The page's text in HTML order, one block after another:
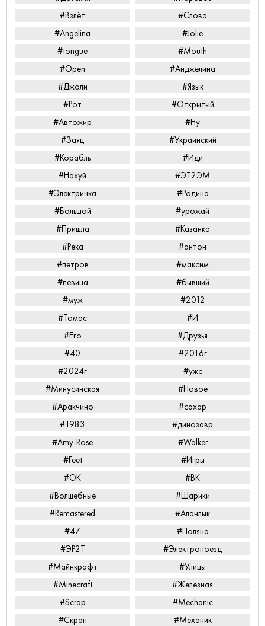
#Взлёт
#Слова
#Angelina
#Jolie
#tongue
#Mouth
#Open
#Анджелина
#Джоли
#Язык
#Рот
#Открытый
#Автожир
#Ну
#Заяц
#Украинский
#Корабль
#Иди
#Нахуй
#ЭТ2ЭМ
#Электричка
#Родина
#Большой
#урожай
#Пришла
#Казанка
#Река
#антон
#петров
#максим
#певица
#бывший
#муж
#2012
#Томас
#И
#Его
#Друзья
#40
#2016г
#2024г
#ужс
#Минусинская
#Новое
#Аракчино
#сахар
#1983
#динозавр
#Amy-Rose
#Walker
#Feet
#Игры
#ОК
#ВК
#Волшебные
#Шарики
#Remastered
#Аланлык
#47
#Поляна
#ЭР2Т
#Электропоезд
#Майнкрафт
#Улицы
#Minecraft
#Железная
#Scrap
#Mechanic
#Скрап
#Механик